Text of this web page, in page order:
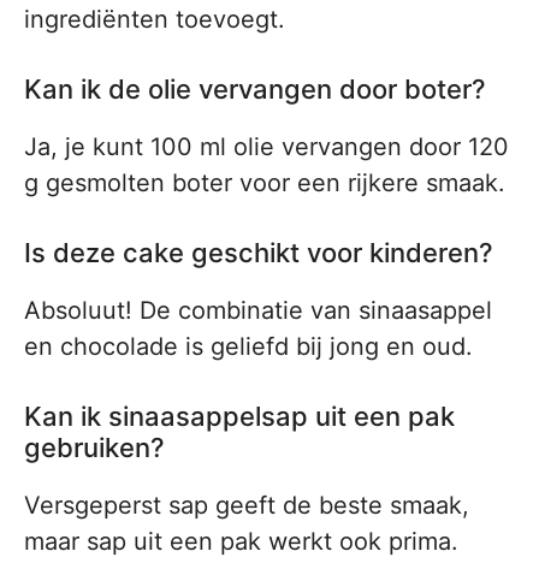
ingrediënten toevoegt.
Kan ik de olie vervangen door boter?
Ja, je kunt 100 ml olie vervangen door 120
g gesmolten boter voor een rijkere smaak.
Is deze cake geschikt voor kinderen?
Absoluut! De combinatie van sinaasappel
en chocolade is geliefd bij jong en oud.
Kan ik sinaasappelsap uit een pak
gebruiken?
Versgeperst sap geeft de beste smaak,
maar sap uit een pak werkt ook prima.